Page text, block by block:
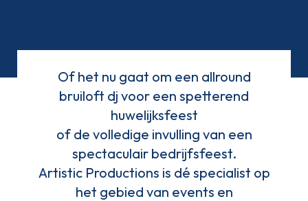
Of het nu gaat om een allround
bruiloft dj voor een spetterend
huwelijksfeest
of de volledige invulling van een
spectaculair bedrijfsfeest.
Artistic Productions is dé specialist op
het gebied van events en